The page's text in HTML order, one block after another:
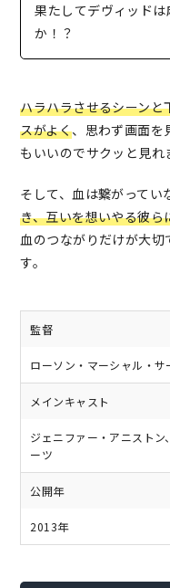
果たしてデヴィッド
か！？
ハラハラさせるシーン
スがよく、思わず画面を
もいいのでサクッと見
そして、血は繋がってい
き、互いを想いやる彼
血のつながりだけが大切
す。
監督
ローソン・マーシャル・サ
メインキャスト
ジェニファー・アニスト
ーツ
公開年
2013年